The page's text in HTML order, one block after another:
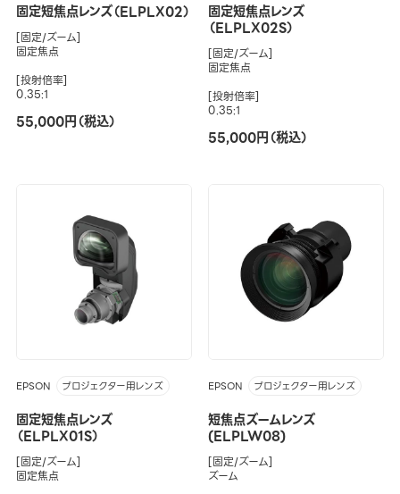
固定短焦点レンズ（ELPLX02）
[固定/ズーム]
固定焦点
[投射倍率]
0.35:1
55,000円（税込）
固定短焦点レンズ
（ELPLX02S）
[固定/ズーム]
固定焦点
[投射倍率]
0.35:1
55,000円（税込）
EPSON プロジェクター用レンズ
固定短焦点レンズ
（ELPLX01S）
[固定/ズーム]
固定焦点
EPSON プロジェクター用レンズ
短焦点ズームレンズ
(ELPLW08)
[固定/ズーム]
ズーム